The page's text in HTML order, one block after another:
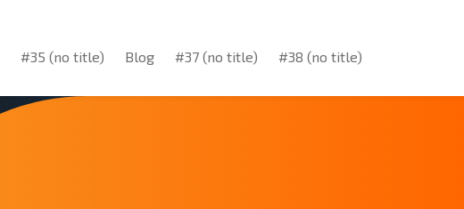
#35 (no title) Blog #37 (no title) #38 (no title)